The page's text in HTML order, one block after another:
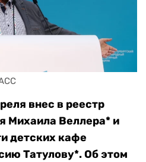
внес в реестр
Михаила Веллера* и
детских кафе
Татулову*. Об этом